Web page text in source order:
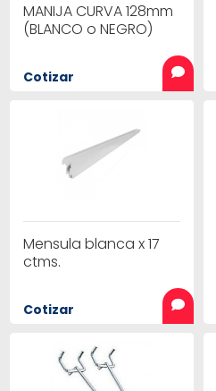
MANIJA CURVA 128mm
(BLANCO o NEGRO)
Cotizar
Mensula blanca x 17
ctms.
Cotizar